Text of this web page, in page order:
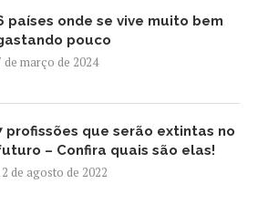
países onde se vive muito bem
pouco
de março de 2024
profissões que serão extintas no
– Confira quais são elas!
de agosto de 2022